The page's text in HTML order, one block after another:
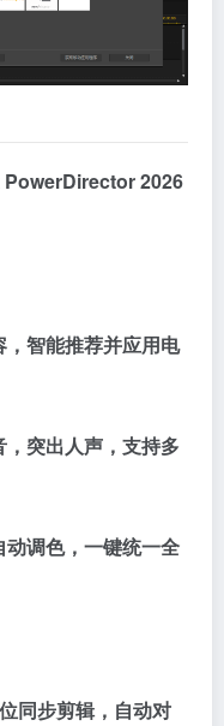
2026
智能推荐并应用电
突出人声，支持多
调色，一键统一全
同步剪辑，自动对